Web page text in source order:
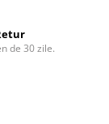
de 30 zile.